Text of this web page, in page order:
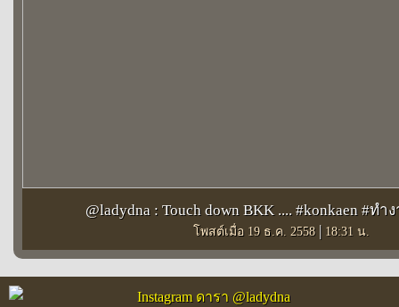
@ladydna : Touch down BKK .... #konkaen #ท
โพสต์เมื่อ 19 ธ.ค. 2558 | 18:31 น.
Instagram ดารา @ladydna